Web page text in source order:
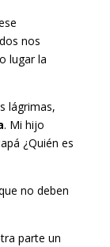
nos
lugar la
lágrimas,
. Mi hijo
¿Quién es
no deben
parte un